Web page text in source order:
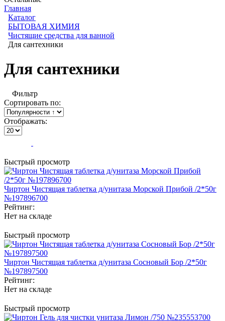
Главная
Каталог
БЫТОВАЯ ХИМИЯ
Чистящие средства для ванной
Для сантехники
Для сантехники
Фильтр
Сортировать по:
Отображать:
Быстрый просмотр
Чиртон Чистящая таблетка д/унитаза Морской Прибой /2*50г
№197896700
Рейтинг:
Нет на складе
Быстрый просмотр
Чиртон Чистящая таблетка д/унитаза Сосновый Бор /2*50г
№197897500
Рейтинг:
Нет на складе
Быстрый просмотр